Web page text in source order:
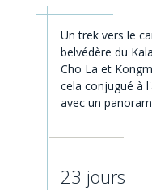
Un trek vers le
belvédère du
Cho La et
cela conjugué à
avec un
23 jours